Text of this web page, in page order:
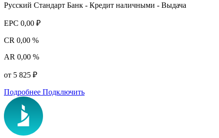
Русский Стандарт Банк - Кредит наличными - Выдача
EPC 0,00 ₽
CR 0,00 %
AR 0,00 %
от 5 825 ₽
Подробнее Подключить